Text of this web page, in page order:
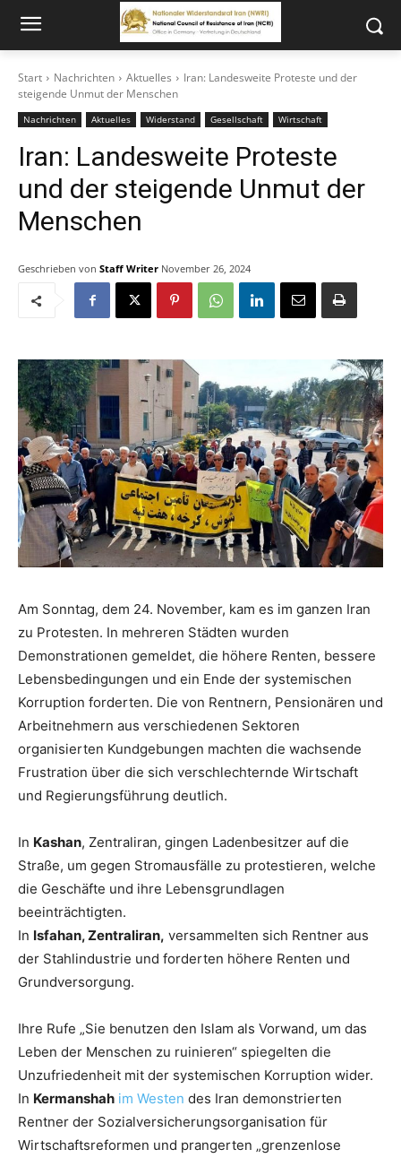
Start Nachrichten Aktuelles
Iran: Landesweite Proteste und der
steigende Unmut der Menschen
Nachrichten Aktuelles Widerstand Gesellschaft Wirtschaft
Iran: Landesweite Proteste
und der steigende Unmut der
Menschen
Geschrieben von Staff Writer November 26, 2024
Am Sonntag, dem 24. November, kam es im ganzen Iran
zu Protesten. In mehreren Städten wurden
Demonstrationen gemeldet, die höhere Renten, bessere
Lebensbedingungen und ein Ende der systemischen
Korruption forderten. Die von Rentnern, Pensionären und
Arbeitnehmern aus verschiedenen Sektoren
organisierten Kundgebungen machten die wachsende
Frustration über die sich verschlechternde Wirtschaft
und Regierungsführung deutlich.
In Kashan, Zentraliran, gingen Ladenbesitzer auf die
Straße, um gegen Stromausfälle zu protestieren, welche
die Geschäfte und ihre Lebensgrundlagen
beeinträchtigten.
In Isfahan, Zentraliran, versammelten sich Rentner aus
der Stahlindustrie und forderten höhere Renten und
Grundversorgung.
Ihre Rufe „Sie benutzen den Islam als Vorwand, um das
Leben der Menschen zu ruinieren“ spiegelten die
Unzufriedenheit mit der systemischen Korruption wider.
In Kermanshah im Westen des Iran demonstrierten
Rentner der Sozialversicherungsorganisation für
Wirtschaftsreformen und prangerten „grenzenlose